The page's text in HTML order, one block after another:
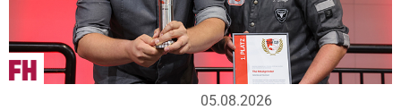
05.08.2026